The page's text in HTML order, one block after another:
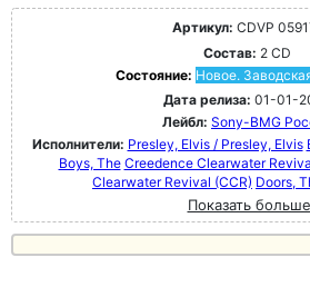
Артикул: CDVP
Состав: 2 CD
Состояние: Новое.
Дата релиза: 01-01-
Лейбл: Sony-BMG
Исполнители: Presley, Elvis / Presley, Elvis
Boys, The Creedence Clearwater
Clearwater Revival (CCR) Doors,
Показать больше